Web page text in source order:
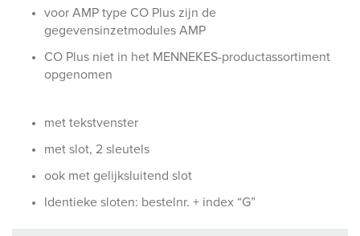
voor AMP type CO Plus zijn de
gegevensinzetmodules AMP
CO Plus niet in het MENNEKES-productassortiment
opgenomen
met tekstvenster
met slot, 2 sleutels
ook met gelijksluitend slot
Identieke sloten: bestelnr. + index “G”